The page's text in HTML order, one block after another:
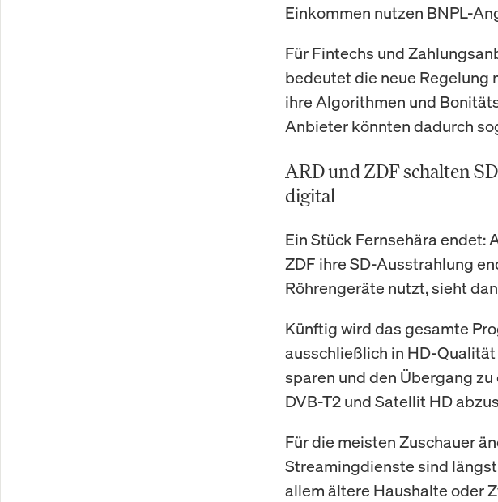
Einkommen nutzen BNPL-
Für Fintechs und
bedeutet die neue Regelung
ihre Algorithmen und
Anbieter könnten dadurch
ARD und ZDF schalten
digital
Ein Stück Fernsehära endet:
ZDF ihre SD-Ausstrahlung
Röhrengeräte nutzt, sieht
Künftig wird das gesamte
ausschließlich in HD-
sparen und den Übergang
DVB-T2 und Satellit HD
Für die meisten Zuschauer
Streamingdienste sind
allem ältere Haushalte oder